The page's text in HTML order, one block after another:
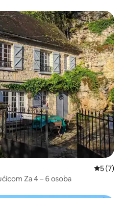
5 (7)
Očaravajući smještaj s kućicom Za 4 – 6 osoba